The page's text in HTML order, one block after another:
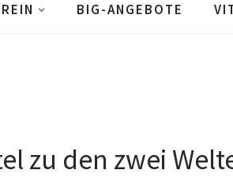
BIG-ANGEBOTE
zu den zwei